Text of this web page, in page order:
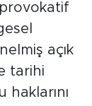
açık
tarihi
haklarını